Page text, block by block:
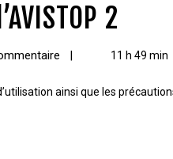
2
| 11 h 49 min